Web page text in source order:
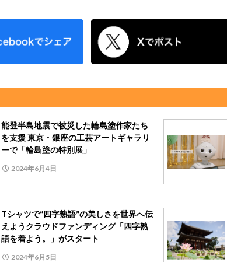
能登半島地震で被災した輪島塗作家たち
を支援 東京・銀座の工芸アートギャラリ
ーで「輪島塗の特別展」
2024年6月4日
Tシャツで“四字熟語”の美しさを世界へ伝
えようクラウドファンディング「四字熟
語を着よう。」がスタート
2024年6月5日